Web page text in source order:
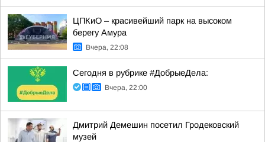
ЦПКиО – красивейший парк на высоком
берегу Амура
Вчера, 22:08
Сегодня в рубрике #ДобрыеДела:
Вчера, 22:00
Дмитрий Демешин посетил Гродековский
музей